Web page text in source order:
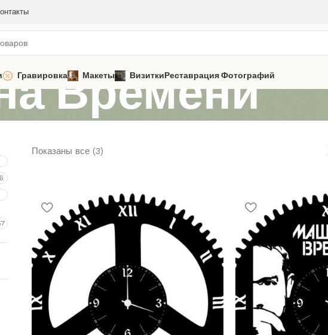
Гравировка Макеты ВизиткиРеставрация Фотографий
Времени
Показаны все (3)